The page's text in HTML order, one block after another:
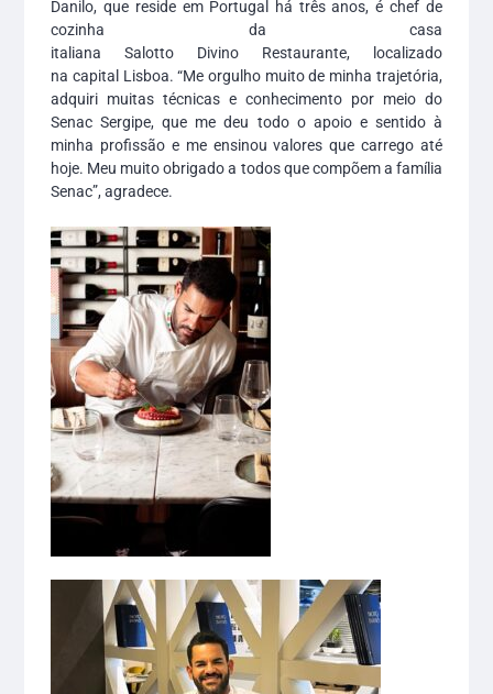
Danilo, que reside em Portugal há três anos, é chef de
cozinha da casa
italiana Salotto Divino Restaurante, localizado
na capital Lisboa. “Me orgulho muito de minha trajetória,
adquiri muitas técnicas e conhecimento por meio do
Senac Sergipe, que me deu todo o apoio e sentido à
minha profissão e me ensinou valores que carrego até
hoje. Meu muito obrigado a todos que compõem a família
Senac”, agradece.